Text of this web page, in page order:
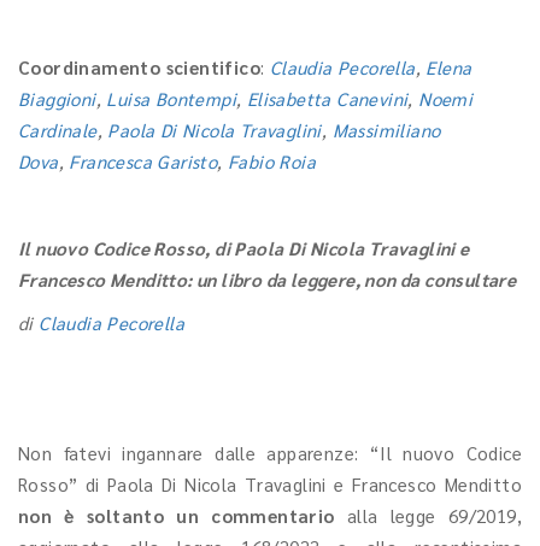
Coordinamento scientifico: Claudia Pecorella, Elena
Biaggioni, Luisa Bontempi, Elisabetta Canevini, Noemi
Cardinale, Paola Di Nicola Travaglini, Massimiliano
Dova, Francesca Garisto, Fabio Roia
Il nuovo Codice Rosso, di Paola Di Nicola Travaglini e
Francesco Menditto: un libro da leggere, non da consultare
di Claudia Pecorella
Non fatevi ingannare dalle apparenze: “Il nuovo Codice
Rosso” di Paola Di Nicola Travaglini e Francesco Menditto
non è soltanto un commentario alla legge 69/2019,